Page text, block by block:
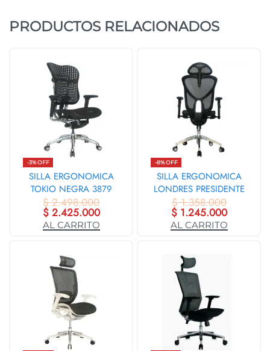
PRODUCTOS RELACIONADOS
-3% OFF
SILLA ERGONOMICA
TOKIO NEGRA 3879
$2.498.000
$2.425.000
AL CARRITO
-8% OFF
SILLA ERGONOMICA
LONDRES PRESIDENTE
3882
$1.358.000
$1.245.000
AL CARRITO